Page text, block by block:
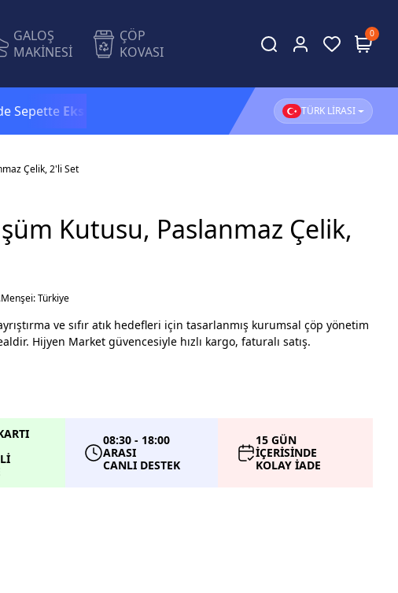
GALOŞ
MAKİNESİ
ÇÖP
KOVASI
0
Ekstra %5 İndirim! 1.500 TL ve üzeri alışverişlerinizde
TÜRK LİRASI
Çelik, 2'li Set
Kutusu, Paslanmaz Çelik,
Menşei: Türkiye
ve sıfır atık hedefleri için tasarlanmış kurumsal çöp yönetim
Hijyen Market güvencesiyle hızlı kargo, faturalı satış.
08:30 - 18:00
ARASI
CANLI DESTEK
15 GÜN
İÇERİSİNDE
KOLAY İADE